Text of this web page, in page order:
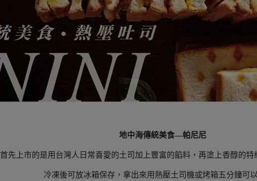
地中海傳統美食—帕尼尼
首先上市的是用台灣人日常喜愛的土司加上豐富的餡料，再塗上香醇的特
冷凍後可放冰箱保存，拿出來用熱壓土司機或烤箱五分鐘可